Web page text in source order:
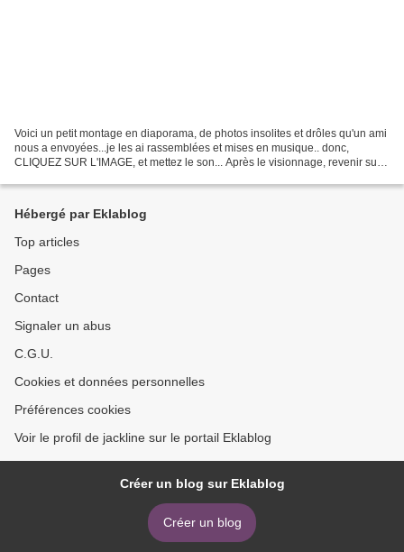
Voici un petit montage en diaporama, de photos insolites et drôles qu'un ami
nous a envoyées...je les ai rassemblées et mises en musique.. donc,
CLIQUEZ SUR L'IMAGE, et mettez le son... Après le visionnage, revenir sur
Hébergé par Eklablog
Top articles
Pages
Contact
Signaler un abus
C.G.U.
Cookies et données personnelles
Préférences cookies
Voir le profil de jackline sur le portail Eklablog
Créer un blog sur Eklablog
Créer un blog